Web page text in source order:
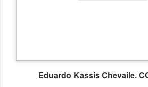
Eduardo Kassis Chevaile.